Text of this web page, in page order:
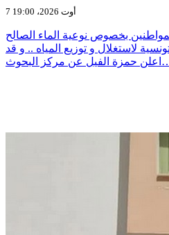
7 أوت 2026، 19:00
بخصوص نوعية الماء الصالح
لاستغلال و توزيع المياه .. و قد
عن مركز البحوث…